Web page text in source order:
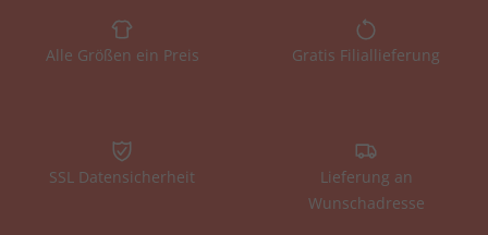
Alle Größen ein Preis Gratis Filiallieferung
SSL Datensicherheit
Lieferung an
Wunschadresse